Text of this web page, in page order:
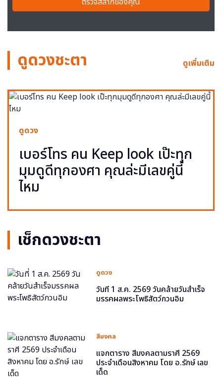
ดูดวงชะตา ดูเพิ่มเติม
ดูดวง
เบอร์โทร คน Keep look เป๊ะทุก
มุมดูดีทุกองศา คุณล่ะมีเลขคู่นี้
ไหม
เช็กดวงชะตา
ดูดวง
วันที่ 1 ส.ค. 2569 วันคล้ายวันสำเร็จ
มรรคผลพระโพธิสัตว์กวนอิม
สีมงคล
แจกตาราง สีมงคลตามราศี 2569
ประจำเดือนสิงหาคม โดย อ.รักษ์ เลข
เด็ด